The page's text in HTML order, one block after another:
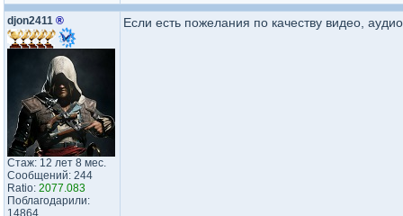
djon2411 ®
Стаж: 12 лет 8 мес.
Сообщений: 244
Ratio: 2077.083
Поблагодарили:
14864
Если есть пожелания по качеству видео,